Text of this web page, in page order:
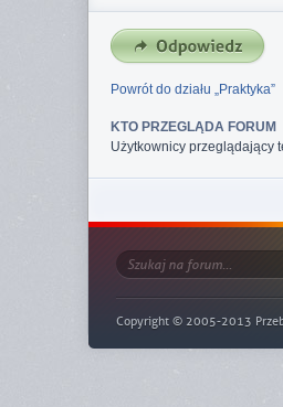
Powrót do działu „Praktyka”
KTO PRZEGLĄDA FORUM
Użytkownicy przeglądający
Copyright © 2005-2013